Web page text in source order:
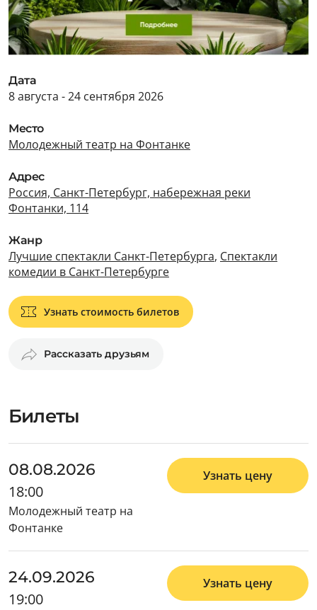
Дата
8 августа - 24 сентября 2026
Место
Молодежный театр на Фонтанке
Адрес
Россия, Санкт-Петербург, набережная реки
Фонтанки, 114
Жанр
Лучшие спектакли Санкт-Петербурга, Спектакли
комедии в Санкт-Петербурге
Узнать стоимость билетов
Рассказать друзьям
Билеты
08.08.2026
18:00
Молодежный театр на
Фонтанке
Узнать цену
24.09.2026
19:00
Узнать цену